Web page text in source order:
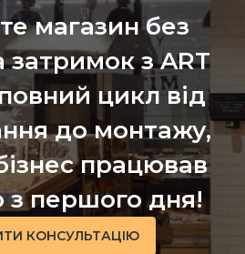
магазин без
затримок з ART
цикл від
до монтажу,
працював
з першого дня!
КОНСУЛЬТАЦІЮ